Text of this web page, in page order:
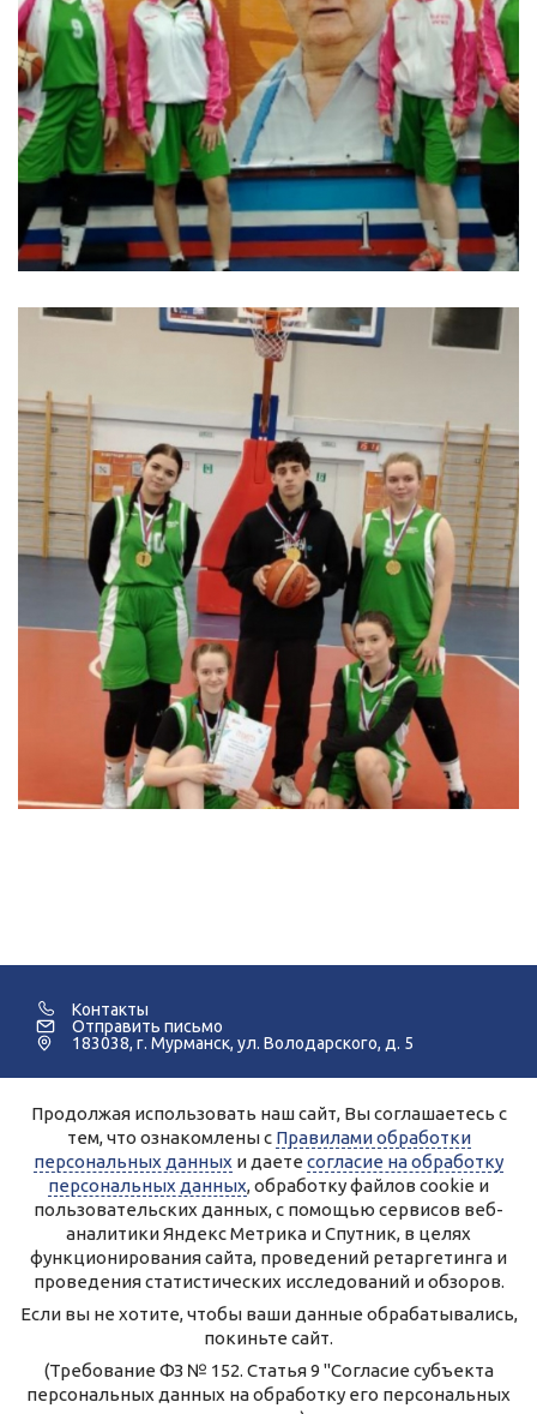
Контакты
Отправить письмо
183038, г. Мурманск, ул. Володарского, д. 5
©2005-2026 Мурманский Педагогический Колледж.
Для улучшения работы сайта и его взаимодействия с
пользователями используются файлы cookie и сервисы веб-
аналитики Яндекс.Метрика, Спутник.
Продолжая работу с сайтом, Вы даете разрешение на
использование cookie-файлов и согласие на обработку данных
сервисами Яндекс.Метрика, Спутник.
Вы всегда можете отключить файлы cookie в настройках Вашего
браузера.
Персональные данные, опубликованные на сайте, размещены с
согласия субъектов персональных данных.
Условия и запреты не установлены.
Правила обработки персональных данных ГАПОУ МО
«Мурманский педагогический колледж»
Согласие на обработку персональных данных
Создание сайта – Старт Икс
Продолжая использовать наш сайт, Вы соглашаетесь с
тем, что ознакомлены с Правилами обработки
персональных данных и даете согласие на обработку
персональных данных, обработку файлов cookie и
пользовательских данных, с помощью сервисов веб-
аналитики Яндекс Метрика и Спутник, в целях
функционирования сайта, проведений ретаргетинга и
проведения статистических исследований и обзоров.
Если вы не хотите, чтобы ваши данные обрабатывались,
покиньте сайт.
(Требование ФЗ № 152. Статья 9 "Согласие субъекта
персональных данных на обработку его персональных